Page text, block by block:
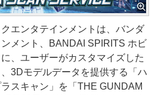
エンタテインメントは、バンダ
メント、BANDAI SPIRITS ホビ
、ユーザーがカスタマイズした
3Dモデルデータを提供する「ハ
スキャン」を「THE GUNDAM